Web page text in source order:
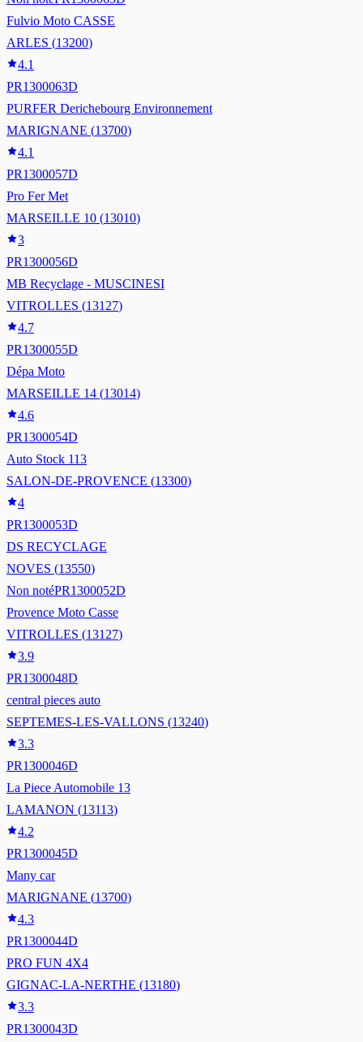
Fulvio Moto CASSE
ARLES (13200)
4.1
PR1300063D
PURFER Derichebourg Environnement
MARIGNANE (13700)
4.1
PR1300057D
Pro Fer Met
MARSEILLE 10 (13010)
3
PR1300056D
MB Recyclage - MUSCINESI
VITROLLES (13127)
4.7
PR1300055D
Dépa Moto
MARSEILLE 14 (13014)
4.6
PR1300054D
Auto Stock 113
SALON-DE-PROVENCE (13300)
4
PR1300053D
DS RECYCLAGE
NOVES (13550)
Non notéPR1300052D
Provence Moto Casse
VITROLLES (13127)
3.9
PR1300048D
central pieces auto
SEPTEMES-LES-VALLONS (13240)
3.3
PR1300046D
La Piece Automobile 13
LAMANON (13113)
4.2
PR1300045D
Many car
MARIGNANE (13700)
4.3
PR1300044D
PRO FUN 4X4
GIGNAC-LA-NERTHE (13180)
3.3
PR1300043D